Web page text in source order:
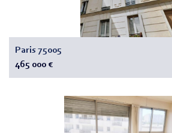
Paris 75005
465 000 €